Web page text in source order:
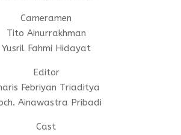
Cameramen
Tito Ainurrakhman
Yusril Fahmi Hidayat
Editor
Febriyan Triaditya
Ainawastra Pribadi
Cast